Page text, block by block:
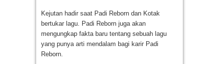
Kejutan hadir saat Padi Reborn dan Kotak
bertukar lagu. Padi Reborn juga akan
mengungkap fakta baru tentang sebuah lagu
yang punya arti mendalam bagi karir Padi
Reborn.